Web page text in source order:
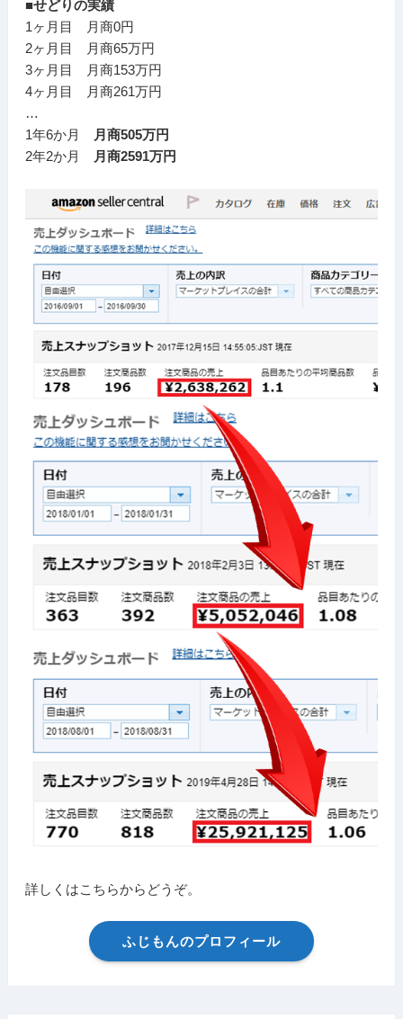
■せどりの実績
1ヶ月目 月商0円
2ヶ月目 月商65万円
3ヶ月目 月商153万円
4ヶ月目 月商261万円
…
1年6か月
月商505万円
2年2か月
月商2591万円
詳しくはこちらからどうぞ。
ふじもんのプロフィール